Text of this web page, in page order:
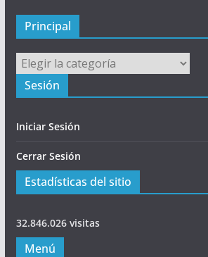
Principal
Principal
Sesión
Iniciar Sesión
Cerrar Sesión
Estadísticas del sitio
32.846.026 visitas
Menú